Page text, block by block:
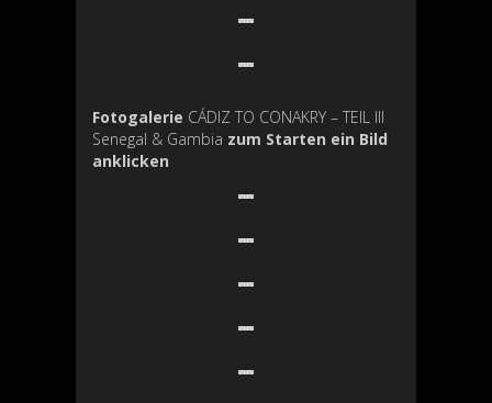
Fotogalerie CÁDIZ TO CONAKRY – TEIL III
Senegal & Gambia zum Starten ein Bild
anklicken